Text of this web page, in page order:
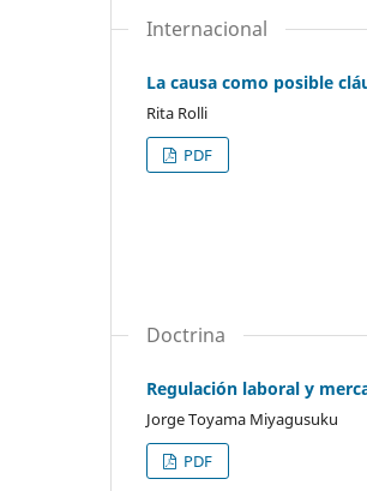
Internacional
La causa como posible
Rita Rolli
PDF
Doctrina
Regulación laboral y
Jorge Toyama Miyagusuku
PDF